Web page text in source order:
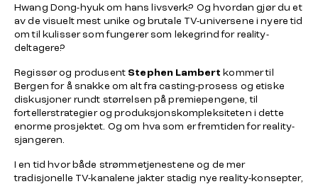
Hwang Dong-hyuk om hans livsverk? Og hvordan gjør du et
av de visuelt mest unike og brutale TV-universene i nyere tid
om til kulisser som fungerer som lekegrind for reality-
deltagere?
Regissør og produsent Stephen Lambertkommer til
Bergen for å snakke om alt fra casting-prosess og etiske
diskusjoner rundt størrelsen på premiepengene, til
fortellerstrategier og produksjonskompleksiteten i dette
enorme prosjektet. Og om hva som er fremtiden for reality-
sjangeren.
I en tid hvor både strømmetjenestene og de mer
tradisjonelle TV-kanalene jakter stadig nye reality-konsepter,